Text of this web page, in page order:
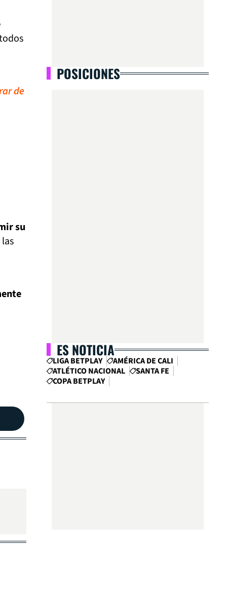
de
su
POSICIONES
ES NOTICIA
LIGA BETPLAY
AMÉRICA DE CALI
ATLÉTICO NACIONAL
SANTA FE
COPA BETPLAY